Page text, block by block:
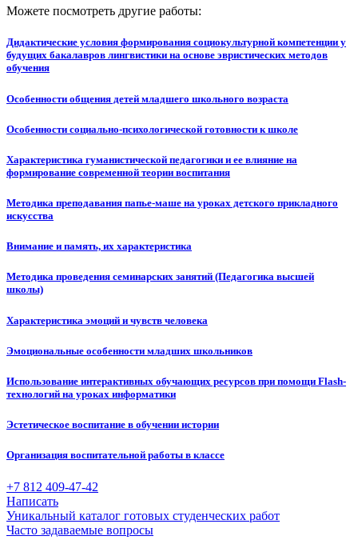
Можете посмотреть другие работы:
Дидактические условия формирования социокультурной компетенции у
будущих бакалавров лингвистики на основе эвристических методов
обучения
Особенности общения детей младшего школьного возраста
Особенности социально-психологической готовности к школе
Характеристика гуманистической педагогики и ее влияние на
формирование современной теории воспитания
Методика преподавания папье-маше на уроках детского прикладного
искусства
Внимание и память, их характеристика
Методика проведения семинарских занятий (Педагогика высшей
школы)
Характеристика эмоций и чувств человека
Эмоциональные особенности младших школьников
Использование интерактивных обучающих ресурсов при помощи Flash-
технологий на уроках информатики
Эстетическое воспитание в обучении истории
Организация воспитательной работы в классе
+7 812 409-47-42
Написать
Уникальный каталог готовых студенческих работ
Часто задаваемые вопросы